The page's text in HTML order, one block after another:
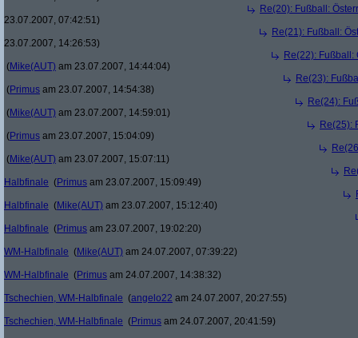
Re(20): Fußball:
23.07.2007, 07:42:51)
Re(21): Fußball:
23.07.2007, 14:26:53)
Re(22): Fußball:
(Mike(AUT) am 23.07.2007, 14:44:04)
Re(23):
(Primus am 23.07.2007, 14:54:38)
Re(24):
(Mike(AUT) am 23.07.2007, 14:59:01)
Re(25):
(Primus am 23.07.2007, 15:04:09)
(Mike(AUT) am 23.07.2007, 15:07:11)
Halbfinale (Primus am 23.07.2007, 15:09:49)
Halbfinale (Mike(AUT) am 23.07.2007, 15:12:40)
Halbfinale (Primus am 23.07.2007, 19:02:20)
WM-Halbfinale (Mike(AUT) am 24.07.2007, 07:39:22)
WM-Halbfinale (Primus am 24.07.2007, 14:38:32)
Tschechien, WM-Halbfinale (angelo22 am 24.07.2007, 20:27:55)
Tschechien, WM-Halbfinale (Primus am 24.07.2007, 20:41:59)